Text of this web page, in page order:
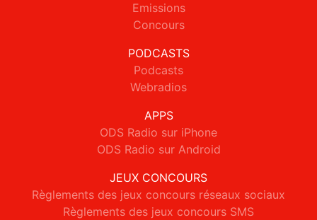
Emissions
Concours
PODCASTS
Podcasts
Webradios
APPS
ODS Radio sur iPhone
ODS Radio sur Android
JEUX CONCOURS
Règlements des jeux concours réseaux sociaux
Règlements des jeux concours SMS